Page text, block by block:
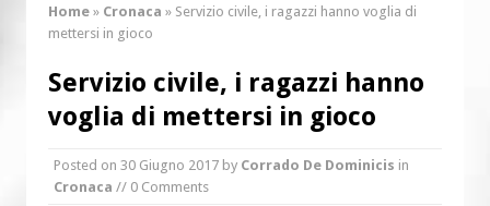
Fine vita: la Chiesa Cattolica inglese si
Torna la festa della Madonnina a
Montesilvano: “Tanta la devozione”
“Chiediamogli di legarci al bene”
Home » Cronaca » Servizio civile, i ragazzi hanno voglia di
mettersi in gioco
Servizio civile, i ragazzi hanno
voglia di mettersi in gioco
Posted on 30 Giugno 2017 by Corrado De Dominicis in
Cronaca // 0 Comments